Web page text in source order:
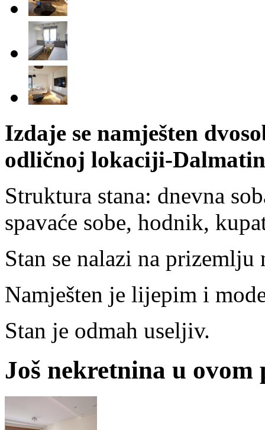
Izdaje se namješten
odličnoj lokaciji-
Struktura stana: dnevna
spavaće sobe, hodnik,
Stan se nalazi na prizemlju
Namješten je lijepim i
Stan je odmah useljiv.
Još nekretnina u ovom